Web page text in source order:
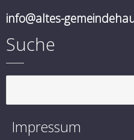
info@altes-
Suche
Impressum